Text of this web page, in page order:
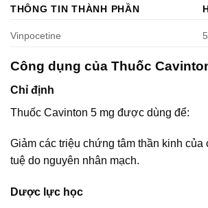
THÔNG TIN THÀNH PHẦN
Vinpocetine
Công dụng của Thuốc
Chỉ định
Thuốc Cavinton 5 mg được dùng để:
Giảm các triệu chứng tâm thần kinh của
tuệ do nguyên nhân mạch.
Dược lực học